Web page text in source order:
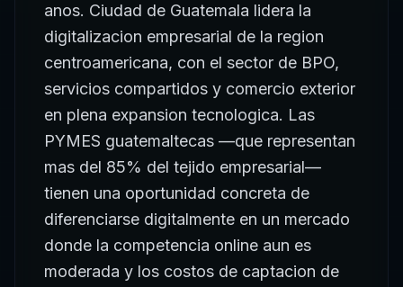
anos. Ciudad de Guatemala lidera la
digitalizacion empresarial de la region
centroamericana, con el sector de BPO,
servicios compartidos y comercio exterior
en plena expansion tecnologica. Las
PYMES guatemaltecas —que representan
mas del 85% del tejido empresarial—
tienen una oportunidad concreta de
diferenciarse digitalmente en un mercado
donde la competencia online aun es
moderada y los costos de captacion de